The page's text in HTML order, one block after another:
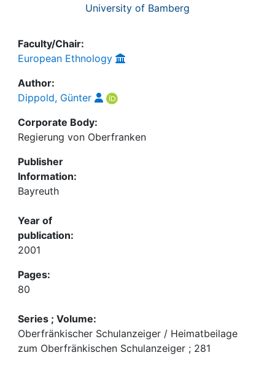
University of Bamberg
Faculty/Chair:
European Ethnology
Author:
Dippold, Günter
Corporate Body:
Regierung von Oberfranken
Publisher
Information:
Bayreuth
Year of
publication:
2001
Pages:
80
Series ; Volume:
Oberfränkischer Schulanzeiger / Heimatbeilage
zum Oberfränkischen Schulanzeiger ; 281